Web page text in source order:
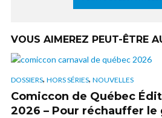
VOUS AIMEREZ PEUT-ÊTRE
DOSSIERS, HORS SÉRIES, NOUVELLES
Comiccon de Québec
2026 – Pour réchauffer le